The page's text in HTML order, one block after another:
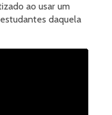
ao usar um
daquela